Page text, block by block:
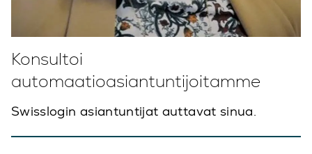
Konsultoi
automaatioasiantuntijoitamme
Swisslogin asiantuntijat auttavat sinua.